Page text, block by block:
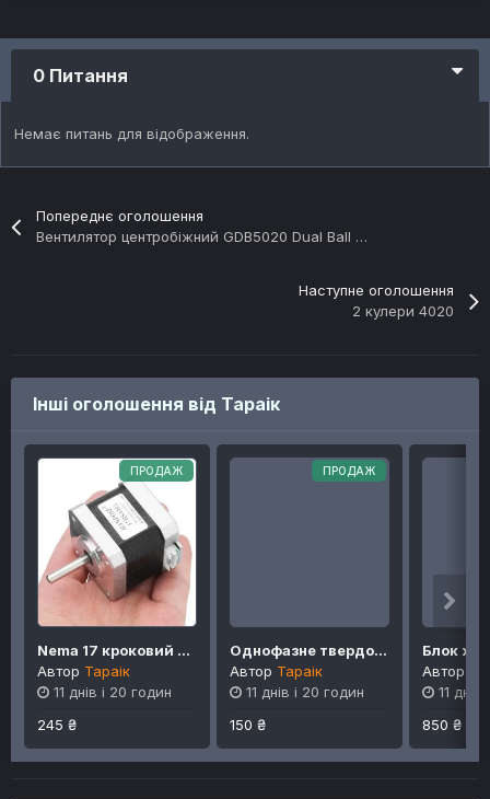
0 Питання
Немає питань для відображення.
Попереднє оголошення
Вентилятор центробіжний GDB5020 Dual Ball GDSTime
Наступне оголошення
2 кулери 4020
Інші оголошення від Тараік
ПРОДАЖ
Nema 17 кроковий двигун 17CS04A-170E
Автор Тараік
11 днів і 20 годин
245 ₴
ПРОДАЖ
Однофазне твердотільне реле
Автор Тараік
11 днів і 20 годин
150 ₴
Автор
11
850 ₴